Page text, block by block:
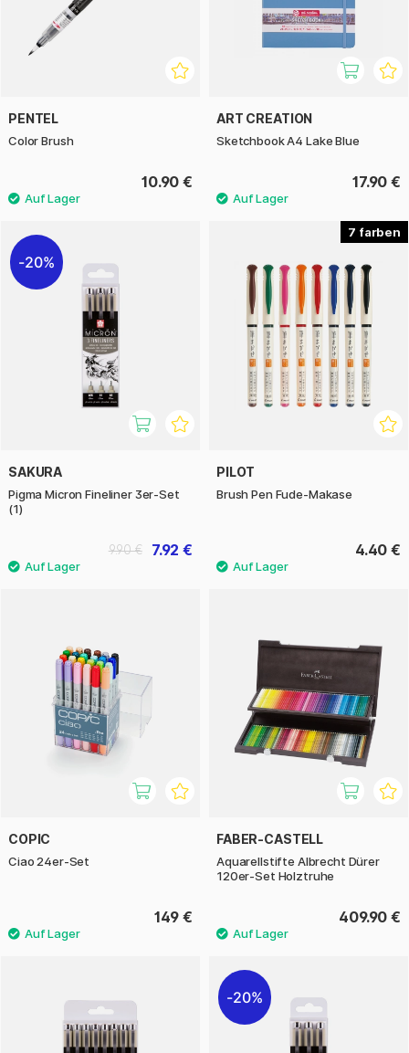
PENTEL
Color Brush
10.90 €
ART CREATION
Sketchbook A4 Lake Blue
17.90 €
20%
SAKURA
Pigma Micron Fineliner 3er-Set
(1)
7.92 €
9.90 €
7
PILOT
Brush Pen Fude-Makase
4.40 €
COPIC
Ciao 24er-Set
149 €
FABER-CASTELL
Aquarellstifte Albrecht Dürer
120er-Set Holztruhe
409.90 €
20%